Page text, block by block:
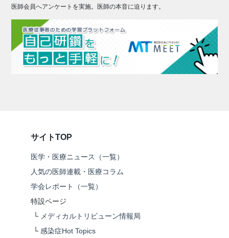
医師会員へアンケートを実施。医師の本音に迫ります。
サイトTOP
医学・医療ニュース（一覧）
人気の医師連載・医療コラム
学会レポート（一覧）
特設ページ
└ メディカルトリビューン情報局
└ 感染症Hot Topics